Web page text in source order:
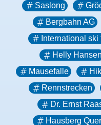
Saslong
Bergbahn AG
International
Helly Hansen
Mausefalle
Rennstrecken
Dr. Ernst
Hausberg